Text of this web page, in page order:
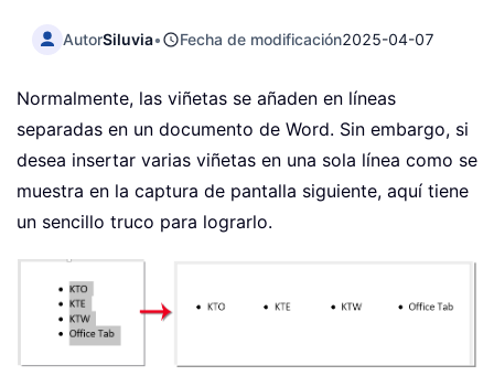
AutorSiluvia• Fecha de modificación2025-04-07
Normalmente, las viñetas se añaden en líneas
separadas en un documento de Word. Sin embargo, si
desea insertar varias viñetas en una sola línea como se
muestra en la captura de pantalla siguiente, aquí tiene
un sencillo truco para lograrlo.